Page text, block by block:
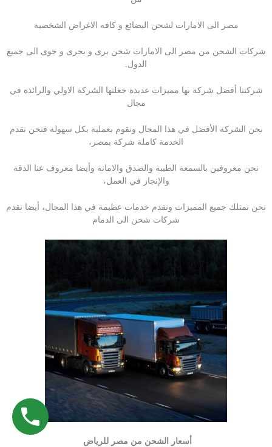
مصر الى الامارات لشحن البضائع و كافه الاغراض الشخصية
شركات الشحن من مصر الى الامارات شحن برى و بحرى و جوى الى جميع
الدول.
شركتنا أفضل شركة بها مميزات عديدة جعلتها الشركة الاولي والرائدة في
مجال
نحن الشركة الأفضل في هذا المجال ونقوم بعملية بكل سهولة فنحن نقدم
الخدمة كاملة شركة بمصر،
نحن معروفين بالسمعة الطيبة والصدق والامانة وأيضا معروف عنا الدقة
والإنجاز في العمل،
نحن نمتلك جميع المميزات ونقدم خدمات عظيمة في هذا المجال، أيضا نقدم
شركات شحن الى الدمام
أسعار الشحن من مصر للرياض